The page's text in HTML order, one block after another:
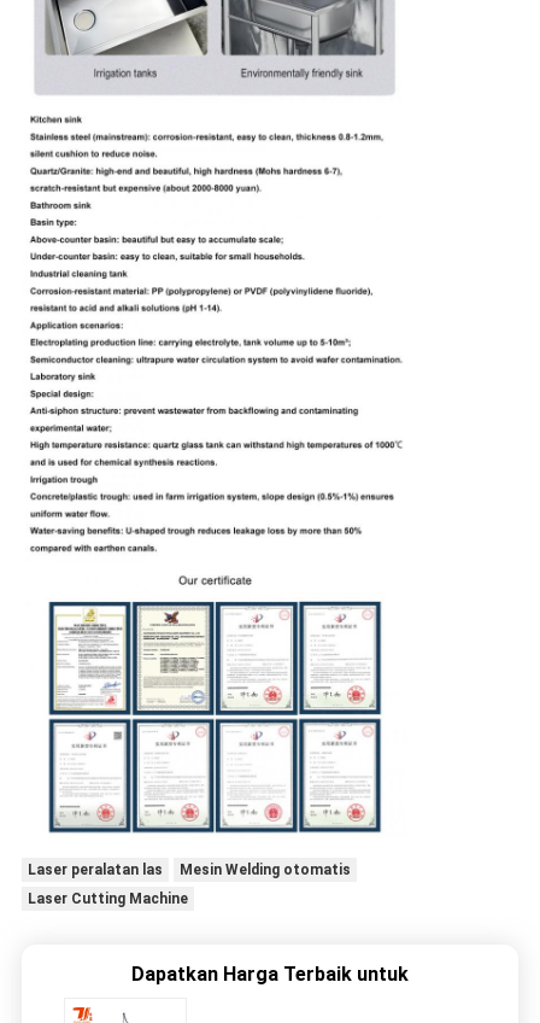
Laser peralatan las
Mesin Welding otomatis
Laser Cutting Machine
Dapatkan Harga Terbaik untuk